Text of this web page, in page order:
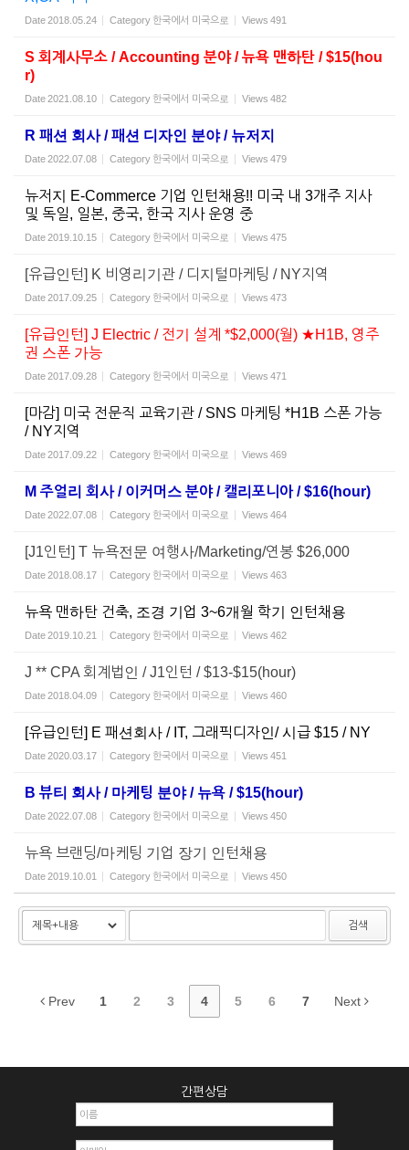
Date2018.05.24 Category 한국에서 미국으로 Views 491
S 회계사무소 / Accounting 분야 / 뉴욕 맨하탄 / $15(hou
r)
Date2021.08.10 Category 한국에서 미국으로 Views 482
R 패션 회사 / 패션 디자인 분야 / 뉴저지
Date2022.07.08 Category 한국에서 미국으로 Views 479
뉴저지 E-Commerce 기업 인턴채용!! 미국 내 3개주 지사
및 독일, 일본, 중국, 한국 지사 운영 중
Date2019.10.15 Category 한국에서 미국으로 Views 475
[유급인턴] K 비영리기관 / 디지털마케팅 / NY지역
Date2017.09.25 Category 한국에서 미국으로 Views 473
[유급인턴] J Electric / 전기 설계 *$2,000(월) ★H1B, 영주
권 스폰 가능
Date2017.09.28 Category 한국에서 미국으로 Views 471
[마감] 미국 전문직 교육기관 / SNS 마케팅 *H1B 스폰 가능
/ NY지역
Date2017.09.22 Category 한국에서 미국으로 Views 469
M 주얼리 회사 / 이커머스 분야 / 캘리포니아 / $16(hour)
Date2022.07.08 Category 한국에서 미국으로 Views 464
[J1인턴] T 뉴욕전문 여행사/Marketing/연봉 $26,000
Date2018.08.17 Category 한국에서 미국으로 Views 463
뉴욕 맨하탄 건축, 조경 기업 3~6개월 학기 인턴채용
Date2019.10.21 Category 한국에서 미국으로 Views 462
J ** CPA 회계법인 / J1인턴 / $13-$15(hour)
Date2018.04.09 Category 한국에서 미국으로 Views 460
[유급인턴] E 패션회사 / IT, 그래픽디자인/ 시급 $15 / NY
Date2020.03.17 Category 한국에서 미국으로 Views 451
B 뷰티 회사 / 마케팅 분야 / 뉴욕 / $15(hour)
Date2022.07.08 Category 한국에서 미국으로 Views 450
뉴욕 브랜딩/마케팅 기업 장기 인턴채용
Date2019.10.01 Category 한국에서 미국으로 Views 450
검색
Prev 1 2 3 4 5 6 7 Next
간편상담